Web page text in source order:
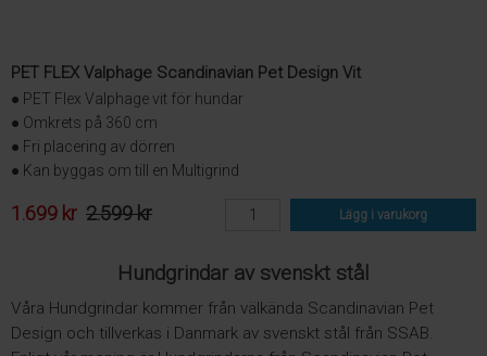
PET FLEX Valphage Scandinavian Pet Design Vit
● PET Flex Valphage vit för hundar
● Omkrets på 360 cm
● Fri placering av dörren
● Kan byggas om till en Multigrind
1.699 kr 2.599 kr Lägg i varukorg
Hundgrindar av svenskt stål
Våra Hundgrindar kommer från välkända Scandinavian Pet
Design och tillverkas i Danmark av svenskt stål från SSAB.